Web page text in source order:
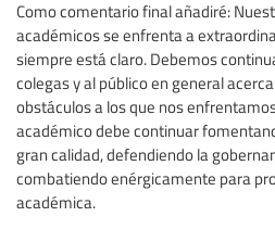
Como comentario final añadiré:
académicos se enfrenta a
siempre está claro. Debemos
colegas y al público en general
obstáculos a los que nos
académico debe continuar
gran calidad, defendiendo la
combatiendo enérgicamente para
académica.